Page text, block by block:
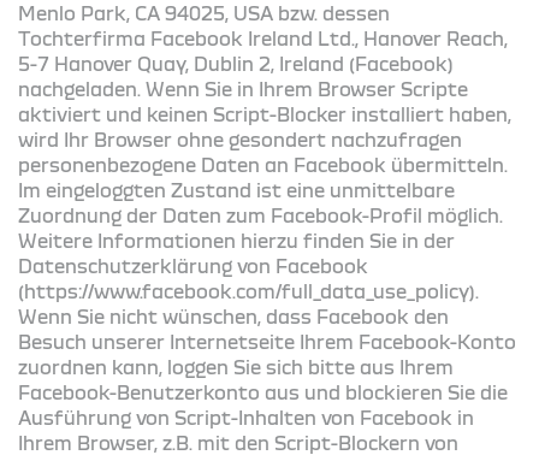
Menlo Park, CA 94025, USA bzw. dessen
Tochterfirma Facebook Ireland Ltd., Hanover Reach,
5-7 Hanover Quay, Dublin 2, Ireland (Facebook)
nachgeladen. Wenn Sie in Ihrem Browser Scripte
aktiviert und keinen Script-Blocker installiert haben,
wird Ihr Browser ohne gesondert nachzufragen
personenbezogene Daten an Facebook übermitteln.
Im eingeloggten Zustand ist eine unmittelbare
Zuordnung der Daten zum Facebook-Profil möglich.
Weitere Informationen hierzu finden Sie in der
Datenschutzerklärung von Facebook
(https://www.facebook.com/full_data_use_policy).
Wenn Sie nicht wünschen, dass Facebook den
Besuch unserer Internetseite Ihrem Facebook-Konto
zuordnen kann, loggen Sie sich bitte aus Ihrem
Facebook-Benutzerkonto aus und blockieren Sie die
Ausführung von Script-Inhalten von Facebook in
Ihrem Browser, z.B. mit den Script-Blockern von